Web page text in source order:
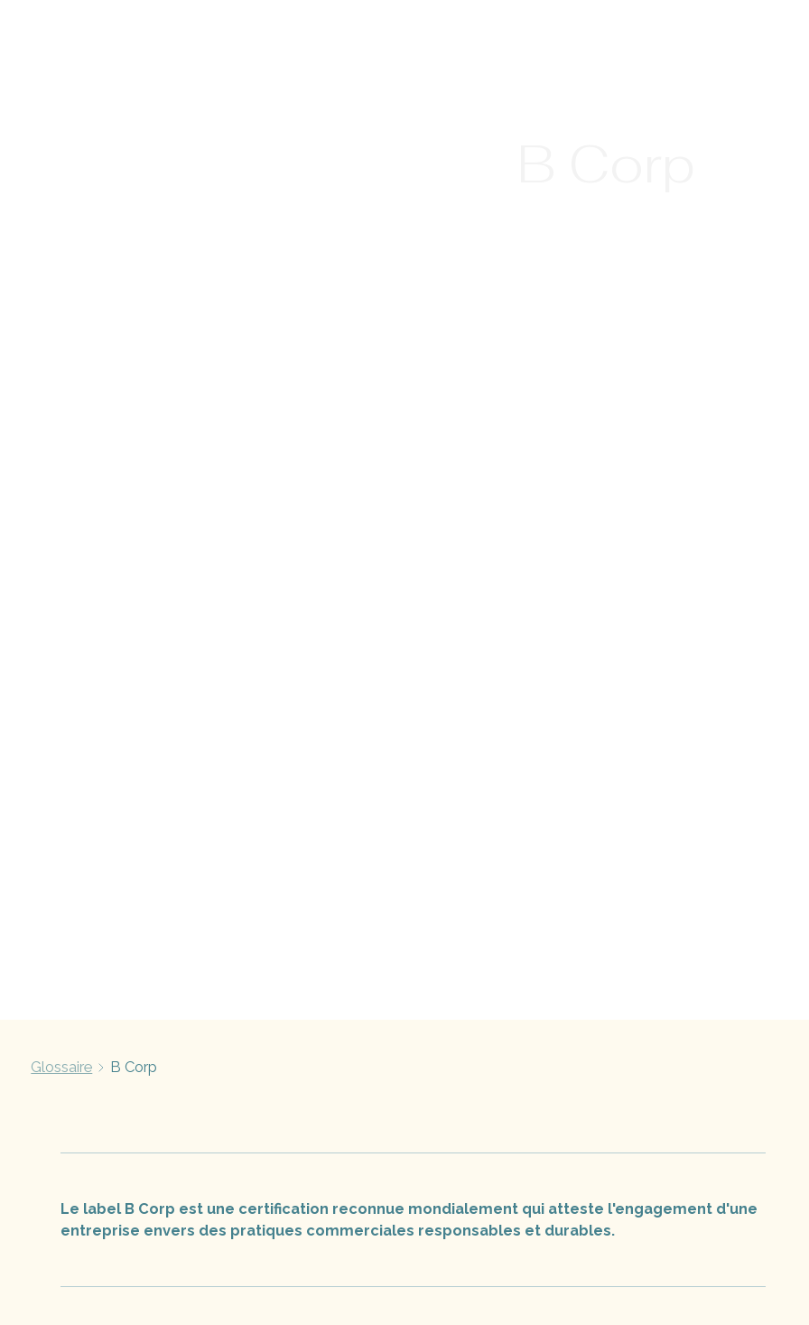
Glossaire B Corp
Le label B Corp est une certification reconnue mondialement qui atteste l'engagement d'une
entreprise envers des pratiques commerciales responsables et durables.